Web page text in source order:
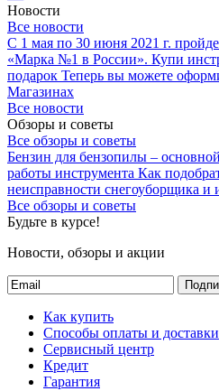
Новости
Все новости
С 1 мая по 30 июня 2021 г.
«Марка №1 в России». Купи
подарок Теперь вы можете
Магазинах
Все новости
Обзоры и советы
Все обзоры и советы
Бензин для бензопилы –
работы инструмента Как
неисправности снегоуборщика и
Все обзоры и советы
Будьте в курсе!
Новости, обзоры и акции
Как купить
Способы оплаты и доставки
Сервисный центр
Кредит
Гарантия